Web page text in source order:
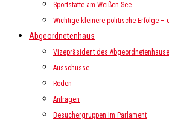
Sportstätte am Weißen See
Wichtige kleinere politische Erfolge –
Abgeordnetenhaus
Vizepräsident des
Ausschüsse
Reden
Anfragen
Besuchergruppen im Parlament